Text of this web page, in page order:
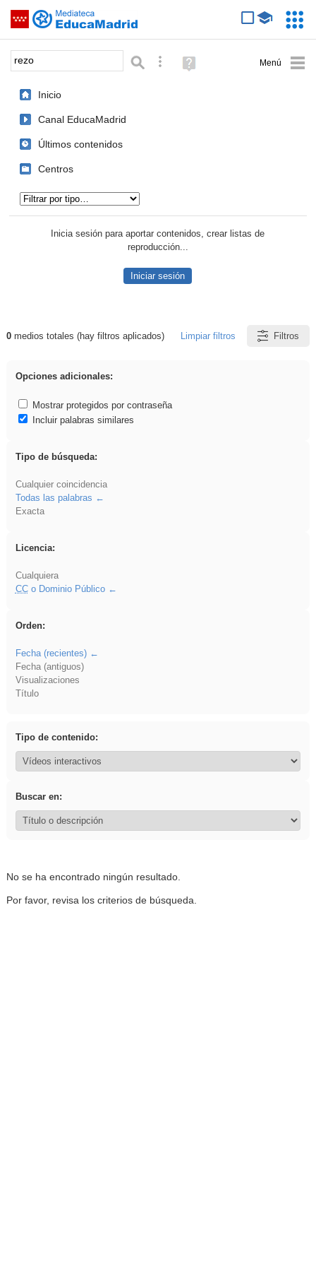
Saltar navegación
Palabra o frase: Búsqueda avanzada
Ayuda
(en
Inicio
Canal EducaMadrid
Últimos contenidos
Centros
Inicia sesión para aportar contenidos, crear listas de
reproducción...
Iniciar sesión
Resultados de: rezo
0medios totales (hay filtros aplicados) Limpiar filtros Filtros
Opciones adicionales:
Mostrar protegidos por contraseña
Incluir palabras similares
Tipo de búsqueda:
Cualquier coincidencia
Todas las palabras
Exacta
Licencia:
Cualquiera
CCo Dominio Público
Orden:
Fecha (recientes)
Fecha (antiguos)
Visualizaciones
Título
Tipo de contenido:
Buscar en:
No se ha encontrado ningún resultado.
Por favor, revisa los criterios de búsqueda.